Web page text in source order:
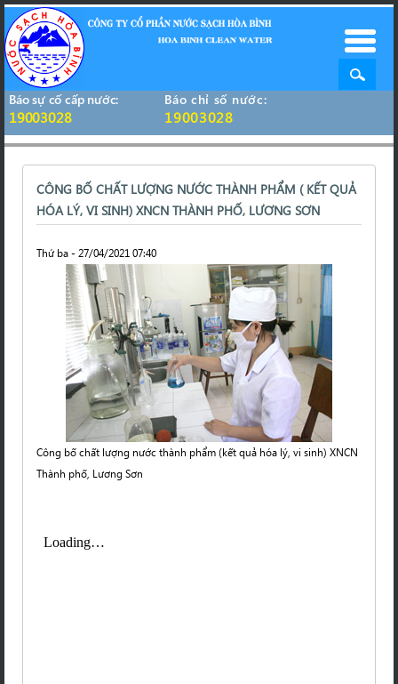
Báo sự cố cấp nước:
19003028
Báo chỉ số nước:
19003028
CÔNG BỐ CHẤT LƯỢNG NƯỚC THÀNH PHẨM ( KẾT QUẢ
HÓA LÝ, VI SINH) XNCN THÀNH PHỐ, LƯƠNG SƠN
Thứ ba - 27/04/2021 07:40
Công bố chất lượng nước thành phẩm (kết quả hóa lý, vi sinh) XNCN
Thành phố, Lương Sơn